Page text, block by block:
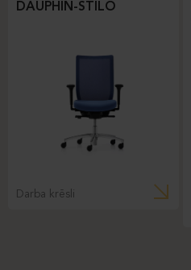
DAUPHIN-STILO
Darba krēsli